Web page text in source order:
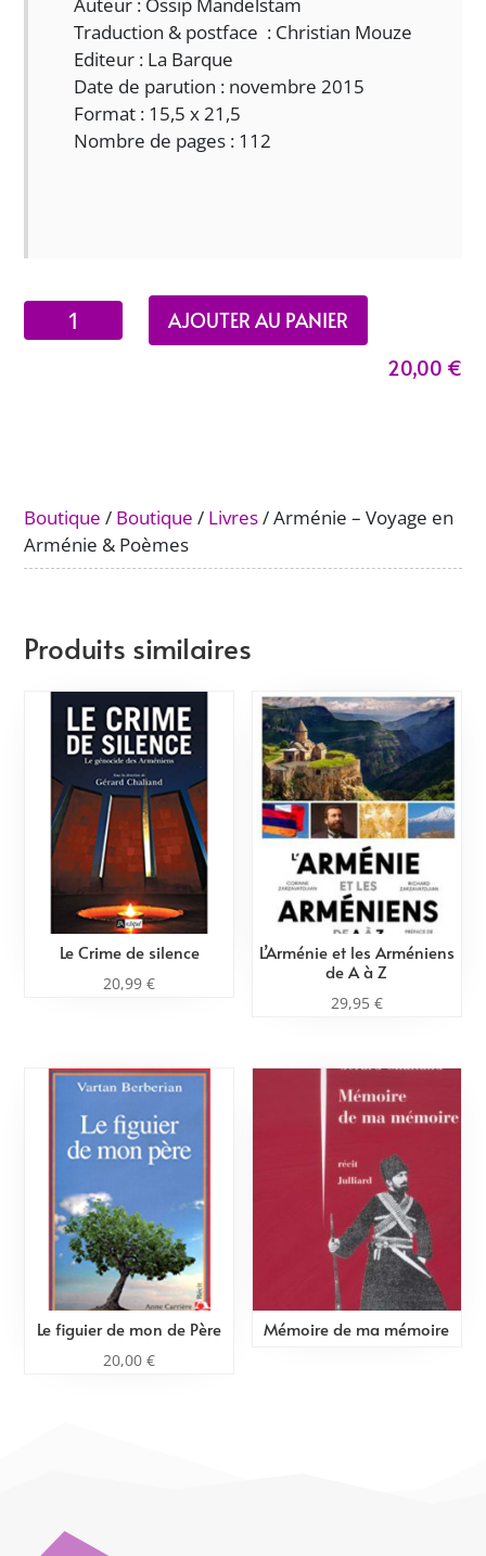
Traduction & postface : Christian Mouze
Editeur : La Barque
Date de parution : novembre 2015
Format : 15,5 x 21,5
Nombre de pages : 112
quantité
de
Poèmes
AJOUTER AU PANIER
20,00 €
Boutique / Boutique / Livres/ Arménie – Voyage en
Arménie & Poèmes
Produits similaires
Le Crime de silence
20,99€
L’Arménie et les Arméniens
de A à Z
29,95 €
Le figuier de mon de Père
20,00€
Mémoire de ma mémoire